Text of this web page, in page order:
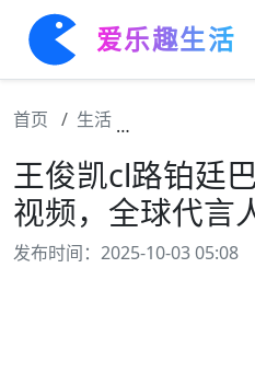
爱乐趣生活
首页 生活
王俊凯cl路铂廷
视频，全球代言
发布时间：2025-10-03 05:08